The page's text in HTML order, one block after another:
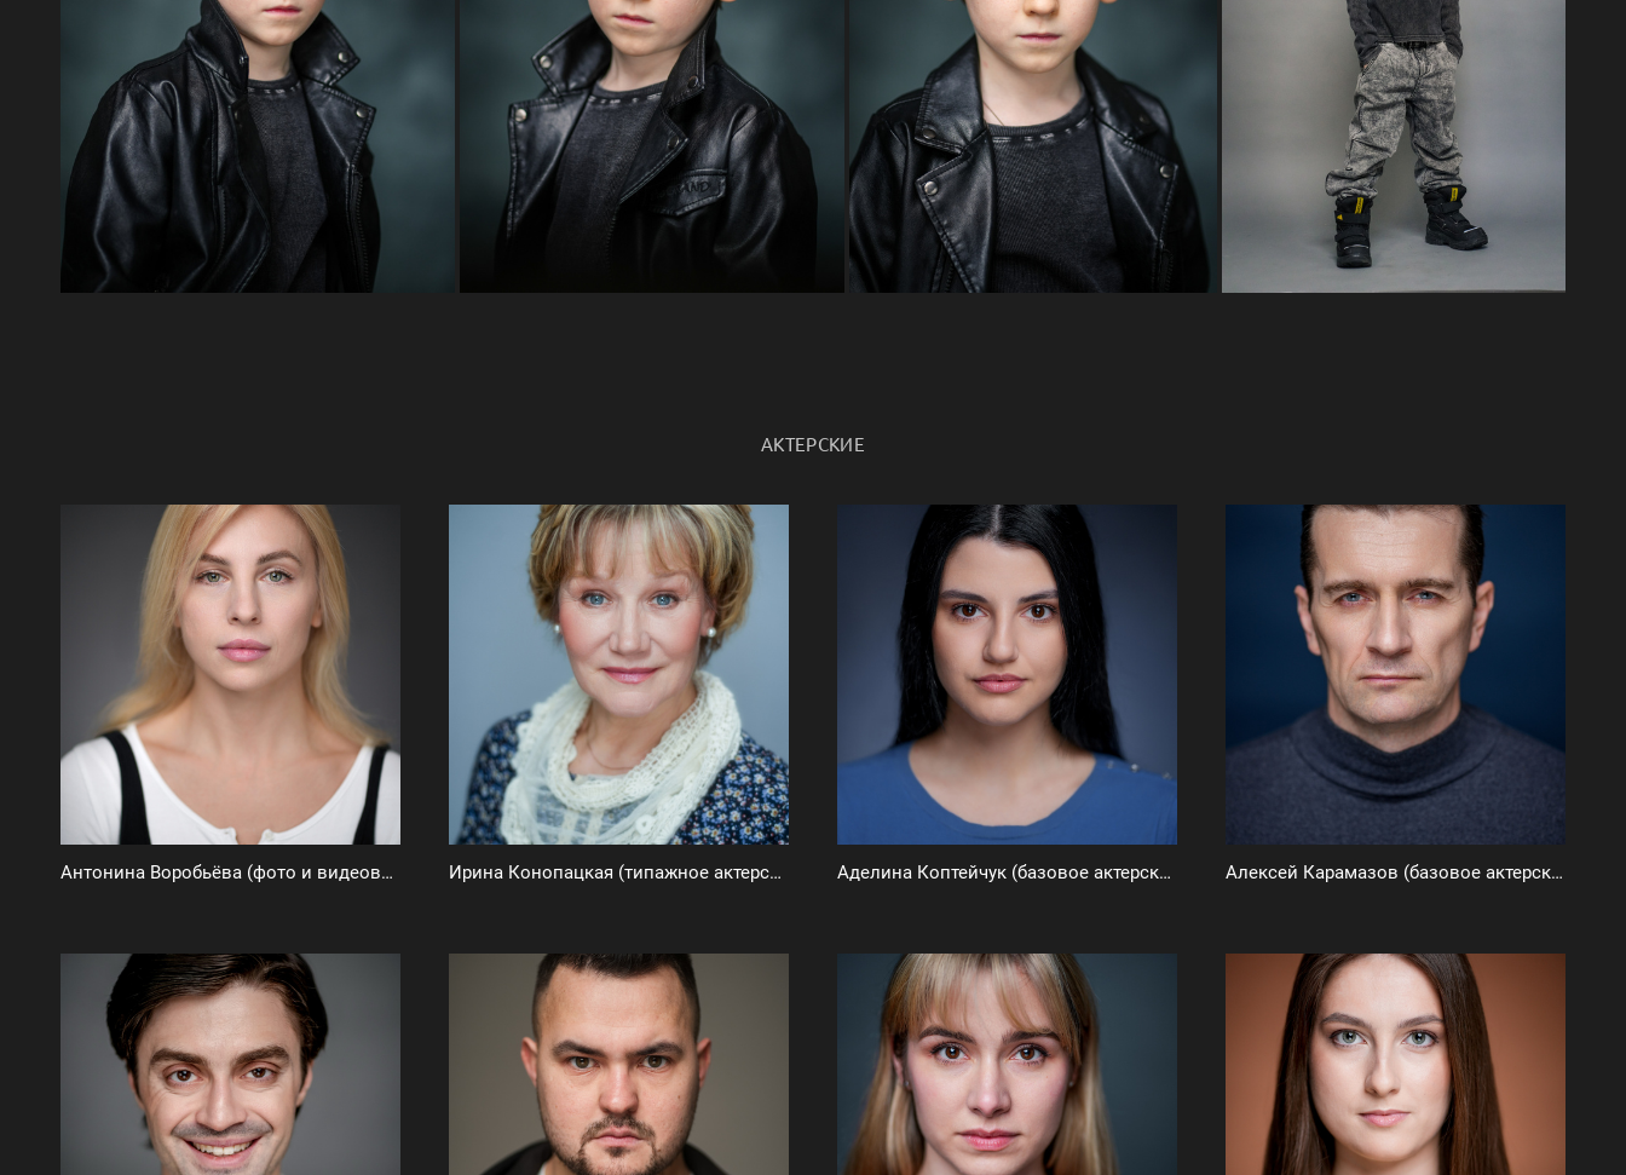
АКТЕРСКИЕ
Антонина Воробьёва (фото и видеовизитка) Ирина Конопацкая (типажное актерское портфолио) Аделина Коптейчук (базовое актерское портфолио) Алексей Карамазов (базовое актерское портфолио)